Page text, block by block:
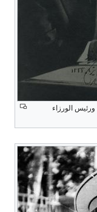
ورئيس الورزاء